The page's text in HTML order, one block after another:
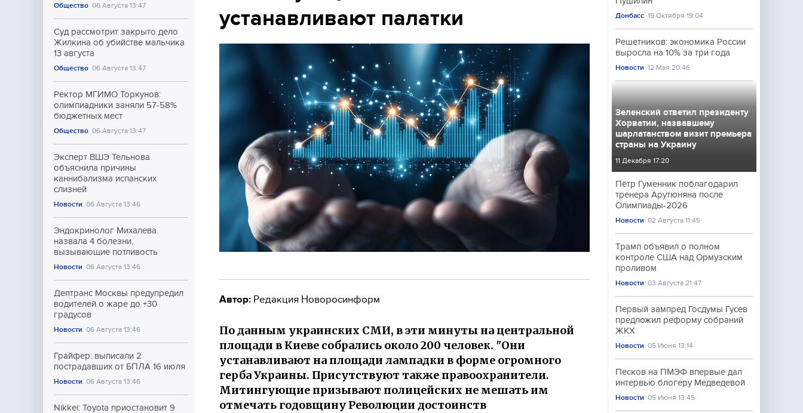
Культура
Общество 06 Августа 13:47
Суд рассмотрит закрыто дело
Жилкина об убийстве мальчика
13 августа
Общество 06 Августа 13:47
Ректор МГИМО Торкунов:
олимпиадники заняли 57-58%
бюджетных мест
Общество 06 Августа 13:47
Эксперт ВШЭ Тельнова
объяснила причины
каннибализма испанских
слизней
Новости 06 Августа 13:46
Эндокринолог Михалева
назвала 4 болезни,
вызывающие потливость
Новости 06 Августа 13:46
Дептранс Москвы предупредил
водителей о жаре до +30
градусов
Новости 06 Августа 13:46
Грайфер: выписали 2
пострадавших от БПЛА 16 июля
Новости 06 Августа 13:46
Nikkei: Toyota приостановит 9
устанавливают палатки
Автор: Редакция Новоросинформ
По данным украинских СМИ, в эти минуты на центральной
площади в Киеве собрались около 200 человек. "Они
устанавливают на площади лампадки в форме огромного
герба Украины. Присутствуют также правоохранители.
Митингующие призывают полицейских не мешать им
отмечать годовщину Революции достоинств
Донбасс 19 Октября 19:04
Решетников: экономика России
выросла на 10% за три года
Новости 12 Мая 20:46
Зеленский ответил президенту
Хорватии, назвавшему
шарлатанством визит премьера
страны на Украину
11 Декабря 17:20
Пётр Гуменник поблагодарил
тренера Арутюняна после
Олимпиады-2026
Новости 02 Августа 11:45
Трамп объявил о полном
контроле США над Ормузским
проливом
Новости 03 Августа 21:47
Первый зампред Госдумы Гусев
предложил реформу собраний
ЖКХ
Новости 05 Июня 13:14
Песков на ПМЭФ впервые дал
интервью блогеру Медведевой
Новости 05 Июня 13:45